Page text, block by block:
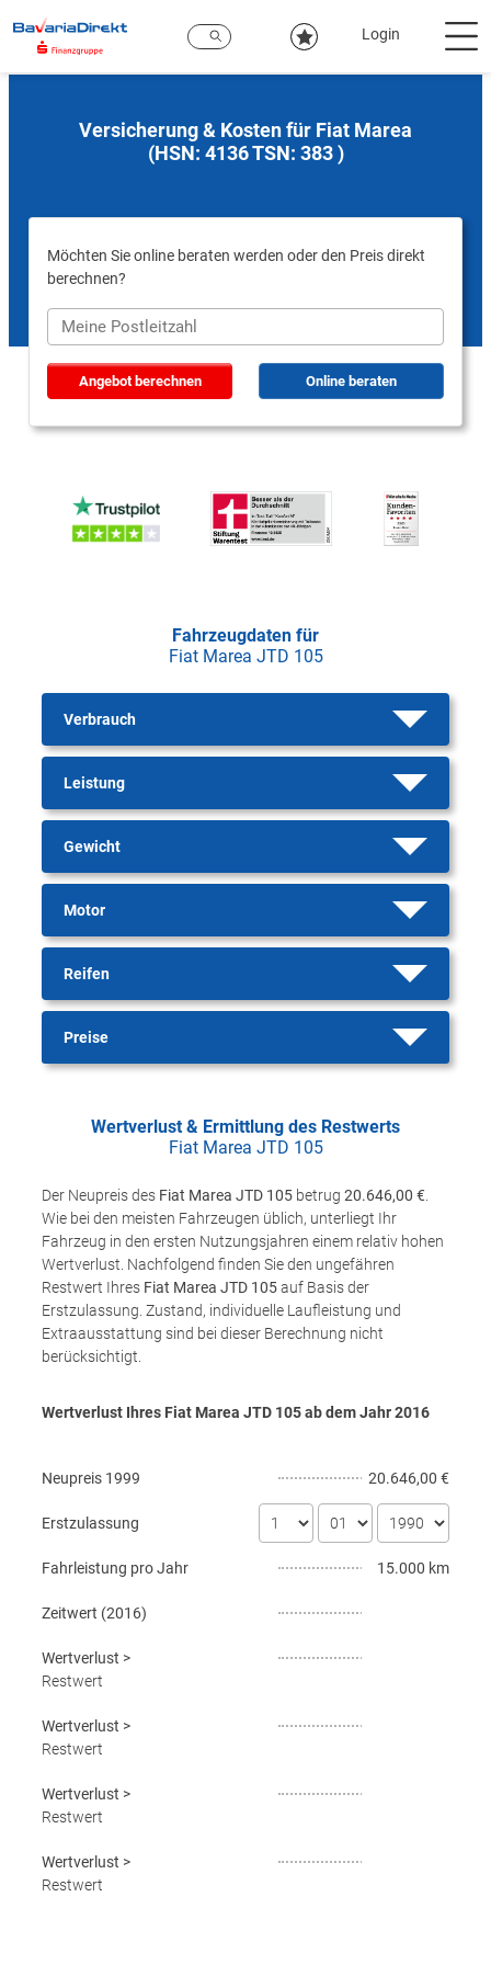
Hauptinhalt
Login
Versicherung & Kosten für Fiat Marea
(HSN: 4136 TSN: 383 )
Möchten Sie online beraten werden oder den Preis direkt
berechnen?
Angebot berechnen Online beraten
Fahrzeugdaten für
Fiat Marea JTD 105
Verbrauch
Leistung
Gewicht
Motor
Reifen
Preise
Wertverlust & Ermittlung des Restwerts
Fiat Marea JTD 105
Der Neupreis des Fiat Marea JTD 105 betrug 20.646,00 €
Wie bei den meisten Fahrzeugen üblich, unterliegt Ihr
Fahrzeug in den ersten Nutzungsjahren einem relativ hohen
Wertverlust. Nachfolgend finden Sie den ungefähren
Restwert Ihres Fiat Marea JTD 105auf Basis der
Erstzulassung. Zustand, individuelle Laufleistung und
Extraausstattung sind bei dieser Berechnung nicht
berücksichtigt.
Wertverlust Ihres Fiat Marea JTD 105 ab dem Jahr2016
Neupreis 1999 20.646,00 €
Erstzulassung
Fahrleistung pro Jahr 15.000 km
Zeitwert (2016)
Wertverlust >
Restwert
Wertverlust >
Restwert
Wertverlust >
Restwert
Wertverlust >
Restwert